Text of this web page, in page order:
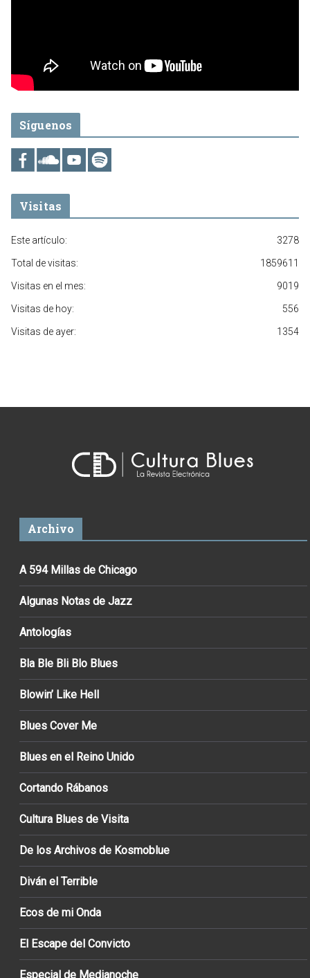
Síguenos
Visitas
3278
Este artículo:
1859611
Total de visitas:
9019
Visitas en el mes:
556
Visitas de hoy:
1354
Visitas de ayer:
Archivo
A 594 Millas de Chicago
Algunas Notas de Jazz
Antologías
Bla Ble Bli Blo Blues
Blowin’ Like Hell
Blues Cover Me
Blues en el Reino Unido
Cortando Rábanos
Cultura Blues de Visita
De los Archivos de Kosmoblue
Diván el Terrible
Ecos de mi Onda
El Escape del Convicto
Especial de Medianoche